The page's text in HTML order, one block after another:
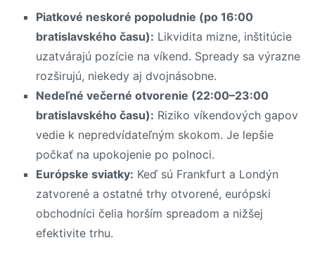
Piatkové neskoré popoludnie (po 16:00
bratislavského času): Likvidita mizne, inštitúcie
uzatvárajú pozície na víkend. Spready sa výrazne
rozširujú, niekedy aj dvojnásobne.
Nedeľné večerné otvorenie (22:00–23:00
bratislavského času): Riziko víkendových gapov
vedie k nepredvídateľným skokom. Je lepšie
počkať na upokojenie po polnoci.
Európske sviatky: Keď sú Frankfurt a Londýn
zatvorené a ostatné trhy otvorené, európski
obchodníci čelia horším spreadom a nižšej
efektivite trhu.